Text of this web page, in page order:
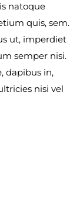
natoque
quis, sem.
ut, imperdiet
semper nisi.
dapibus in,
nisi vel